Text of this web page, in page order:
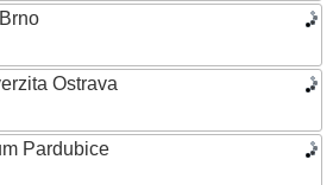
Ostrava
Pardubice